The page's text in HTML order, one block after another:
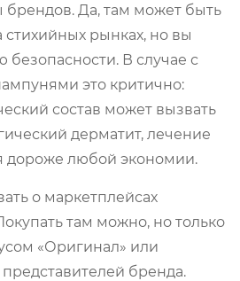
брендов. Да, там может быть
стихийных рынках, но вы
безопасности. В случае с
это критично:
состав может вызвать
дерматит, лечение
дороже любой экономии.
о маркетплейсах
там можно, но только
«Оригинал» или
бренда.